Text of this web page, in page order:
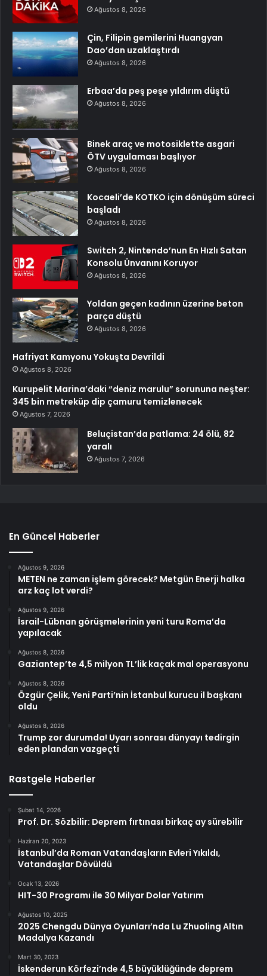
Ağustos 8, 2026
Çin, Filipin gemilerini Huangyan
Dao’dan uzaklaştırdı
Ağustos 8, 2026
Erbaa’da peş peşe yıldırım düştü
Ağustos 8, 2026
Binek araç ve motosiklette asgari
ÖTV uygulaması başlıyor
Ağustos 8, 2026
Kocaeli’de KOTKO için dönüşüm süreci
başladı
Ağustos 8, 2026
Switch 2, Nintendo’nun En Hızlı Satan
Konsolu Ünvanını Koruyor
Ağustos 8, 2026
Yoldan geçen kadının üzerine beton
parça düştü
Ağustos 8, 2026
Hafriyat Kamyonu Yokuşta Devrildi
Ağustos 8, 2026
Kurupelit Marina’daki “deniz marulu” sorununa neşter:
345 bin metreküp dip çamuru temizlenecek
Ağustos 7, 2026
Beluçistan’da patlama: 24 ölü, 82
yaralı
Ağustos 7, 2026
En Güncel Haberler
Ağustos 9, 2026
METEN ne zaman işlem görecek? Metgün Enerji halka
arz kaç lot verdi?
Ağustos 9, 2026
İsrail-Lübnan görüşmelerinin yeni turu Roma’da
yapılacak
Ağustos 8, 2026
Gaziantep’te 4,5 milyon TL’lik kaçak mal operasyonu
Ağustos 8, 2026
Özgür Çelik, Yeni Parti’nin İstanbul kurucu il başkanı
oldu
Ağustos 8, 2026
Trump zor durumda! Uyarı sonrası dünyayı tedirgin
eden plandan vazgeçti
Rastgele Haberler
Şubat 14, 2026
Prof. Dr. Sözbilir: Deprem fırtınası birkaç ay sürebilir
Haziran 20, 2023
İstanbul’da Roman Vatandaşların Evleri Yıkıldı,
Vatandaşlar Dövüldü
Ocak 13, 2026
HIT-30 Programı ile 30 Milyar Dolar Yatırım
Ağustos 10, 2025
2025 Chengdu Dünya Oyunları’nda Lu Zhuoling Altın
Madalya Kazandı
Mart 30, 2023
İskenderun Körfezi’nde 4,5 büyüklüğünde deprem